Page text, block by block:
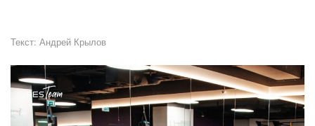
Текст: Андрей Крылов